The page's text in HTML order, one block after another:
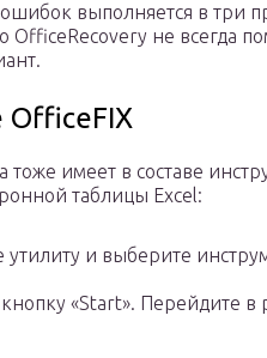
выполняется в три
OfficeRecovery не всегда
OfficeFIX
тоже имеет в составе
таблицы Excel:
утилиту и выберите
«Start». Перейдите в